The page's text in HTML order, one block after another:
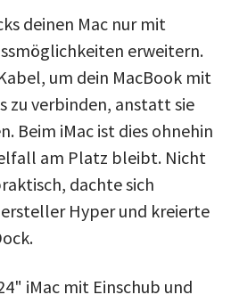
deinen Mac nur mit
erweitern.
um dein MacBook mit
zu verbinden, anstatt sie
Beim iMac ist dies ohnehin
am Platz bleibt. Nicht
dachte sich
Hyper und kreierte
iMac mit Einschub und